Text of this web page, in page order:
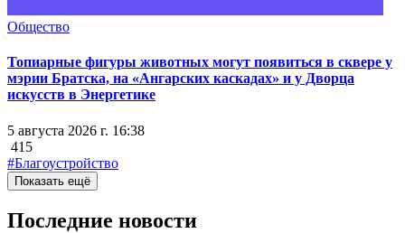
Общество
Топиарные фигуры животных могут появиться в сквере у
мэрии Братска, на «Ангарских каскадах» и у Дворца
искусств в Энергетике
5 августа 2026 г. 16:38
415
#Благоустройство
Показать ещё
Последние новости